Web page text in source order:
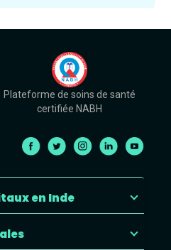
Plateforme de soins de santé
certifiée NABH
en Inde